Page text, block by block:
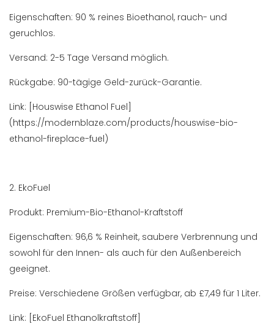
Eigenschaften: 90 % reines Bioethanol, rauch- und
geruchlos.
Versand: 2-5 Tage Versand möglich.
Rückgabe: 90-tägige Geld-zurück-Garantie.
Link: [Houswise Ethanol Fuel]
(https://modernblaze.com/products/houswise-bio-
ethanol-fireplace-fuel)
2. EkoFuel
Produkt: Premium-Bio-Ethanol-Kraftstoff
Eigenschaften: 96,6 % Reinheit, saubere Verbrennung und
sowohl für den Innen- als auch für den Außenbereich
geeignet.
Preise: Verschiedene Größen verfügbar, ab £7,49 für 1 Liter.
Link: [EkoFuel Ethanolkraftstoff]